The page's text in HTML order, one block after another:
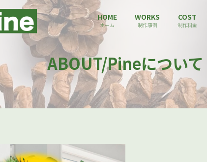
HOME
ホーム
WORKS
制作事例
COST
制作料金
ABOUT/Pineについて